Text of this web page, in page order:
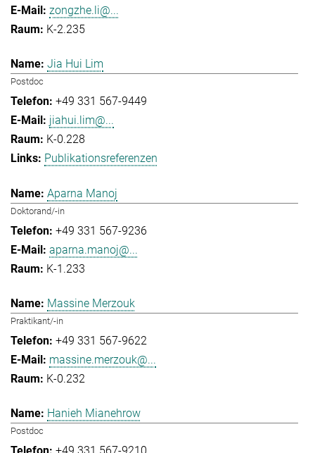
zongzhe.li@...
K-2.235
Jia Hui Lim
Postdoc
+49 331 567-9449
jiahui.lim@...
K-0.228
Publikationsreferenzen
Aparna Manoj
Doktorand/-in
+49 331 567-9236
aparna.manoj@...
K-1.233
Massine Merzouk
Praktikant/-in
+49 331 567-9622
massine.merzouk@...
K-0.232
Hanieh Mianehrow
Postdoc